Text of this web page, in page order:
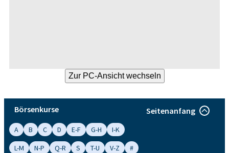
Börsenkurse Seitenanfang
A B C D E-F G-H
I-K
L-M
N-P Q-R S T-U V-Z #